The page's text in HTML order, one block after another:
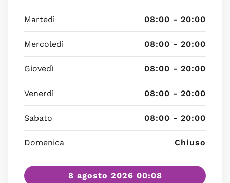
Martedì 08:00 - 20:00
Mercoledì 08:00 - 20:00
Giovedì 08:00 - 20:00
Venerdì 08:00 - 20:00
Sabato 08:00 - 20:00
Domenica Chiuso
8 agosto 2026 00:08